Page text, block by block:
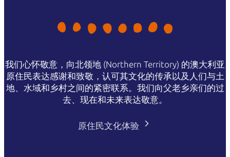
2 adults and 2 or more children
$100
Valid for senior, veteran, or
pension cards
$30 $19
NT Resident
Proof of residency required
Free
我们心怀敬意，向北领地 (Northern Territory) 的澳大利亚
原住民表达感谢和致敬，认可其文化的传承以及人们与土
地、水域和乡村之间的紧密联系。我们向父老乡亲们的过
去、现在和未来表达敬意。
原住民文化体验